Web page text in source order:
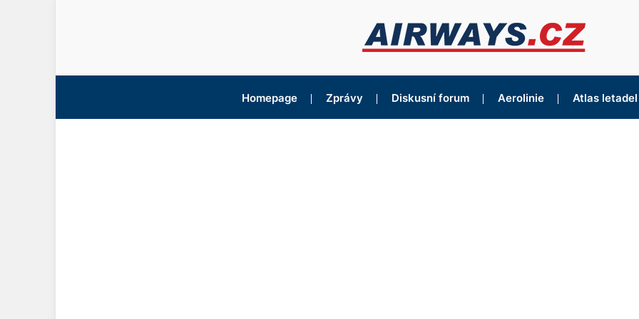
Homepage Zprávy Diskusní forum Aerolinie Atlas letadel